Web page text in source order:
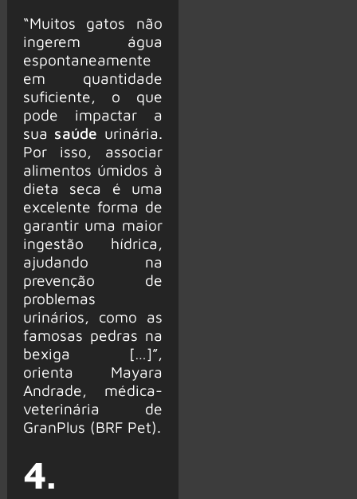
“Muitos gatos não
ingerem água
espontaneamente
em quantidade
suficiente, o que
pode impactar a
sua saúde urinária.
Por isso, associar
alimentos úmidos à
dieta seca é uma
excelente forma de
garantir uma maior
ingestão hídrica,
ajudando na
prevenção de
problemas
urinários, como as
famosas pedras na
bexiga […]”,
orienta Mayara
Andrade, médica-
veterinária de
GranPlus (BRF Pet).
4.